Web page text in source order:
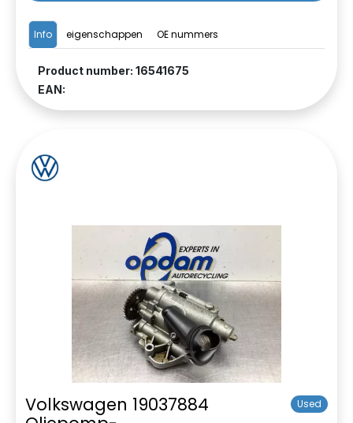
Info eigenschappen OE nummers
Product number: 16541675
EAN:
Volkswagen 19037884
Used